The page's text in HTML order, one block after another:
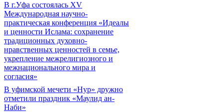
В г.Уфа состоялась XV
Международная научно-
практическая конференция «Идеалы
и ценности Ислама: сохранение
традиционных духовно-
нравственных ценностей в семье,
укрепление межрелигиозного и
межнационального мира и
согласия»
В уфимской мечети «Нур» дружно
отметили праздник «Маулид ан-
Наби»